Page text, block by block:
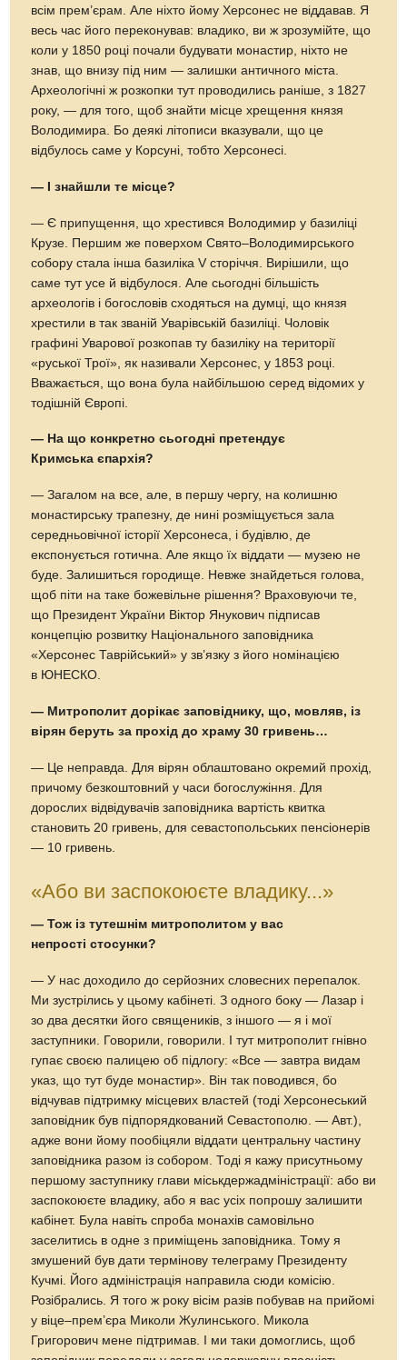
всім прем’єрам. Але ніхто йому Херсонес не віддавав. Я
весь час його переконував: владико, ви ж зрозумійте, що
коли у 1850 році почали будувати монастир, ніхто не
знав, що внизу під ним — залишки античного міста.
Археологічні ж розкопки тут проводились раніше, з 1827
року, — для того, щоб знайти місце хрещення князя
Володимира. Бо деякі літописи вказували, що це
відбулось саме у Корсуні, тобто Херсонесі.
— І знайшли те місце?
— Є припущення, що хрестився Володимир у базиліці
Крузе. Першим же поверхом Свято–Володимирського
собору стала інша базиліка V сторіччя. Вирішили, що
саме тут усе й відбулося. Але сьогодні більшість
археологів і богословів сходяться на думці, що князя
хрестили в так званій Уварівській базиліці. Чоловік
графині Уварової розкопав ту базиліку на території
«руської Трої», як називали Херсонес, у 1853 році.
Вважається, що вона була найбільшою серед відомих у
тодішній Європі.
— На що конкретно сьогодні претендує
Кримська єпархія?
— Загалом на все, але, в першу чергу, на колишню
монастирську трапезну, де нині розміщується зала
середньовічної історії Херсонеса, і будівлю, де
експонується готична. Але якщо їх віддати — музею не
буде. Залишиться городище. Невже знайдеться голова,
щоб піти на таке божевільне рішення? Враховуючи те,
що Президент України Віктор Янукович підписав
концепцію розвитку Національного заповідника
«Херсонес Таврійський» у зв’язку з його номінацією
в ЮНЕСКО.
— Митрополит дорікає заповіднику, що, мовляв, із
вірян беруть за прохід до храму 30 гривень…
— Це неправда. Для вірян облаштовано окремий прохід,
причому безкоштовний у часи богослужіння. Для
дорослих відвідувачів заповідника вартість квитка
становить 20 гривень, для севастопольських пенсіонерів
— 10 гривень.
«Або ви заспокоюєте владику...»
— Тож iз тутешнім митрополитом у вас
непрості стосунки?
— У нас доходило до серйозних словесних перепалок.
Ми зустрілись у цьому кабінеті. З одного боку — Лазар і
зо два десятки його священиків, з іншого — я і мої
заступники. Говорили, говорили. І тут митрополит гнівно
гупає своєю палицею об підлогу: «Все — завтра видам
указ, що тут буде монастир». Він так поводився, бо
відчував підтримку місцевих властей (тоді Херсонеський
заповідник був підпорядкований Севастополю. — Авт.),
адже вони йому пообіцяли віддати центральну частину
заповідника разом iз собором. Тоді я кажу присутньому
першому заступнику глави міськ­держадміністрації: або ви
заспокоюєте владику, або я вас усіх попрошу залишити
кабінет. Була навіть спроба монахів самовільно
заселитись в одне з приміщень заповідника. Тому я
змушений був дати термінову телеграму Президенту
Кучмі. Його адміністрація направила сюди комісію.
Розібрались. Я того ж року вісім разів побував на прийомі
у віце–прем’єра Миколи Жулинського. Микола
Григорович мене підтримав. І ми таки домоглись, щоб